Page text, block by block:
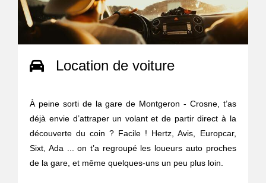
Location de voiture
À peine sorti de la gare de Montgeron - Crosne, t’as
déjà envie d’attraper un volant et de partir direct à la
découverte du coin ? Facile ! Hertz, Avis, Europcar,
Sixt, Ada ... on t’a regroupé les loueurs auto proches
de la gare, et même quelques-uns un peu plus loin.